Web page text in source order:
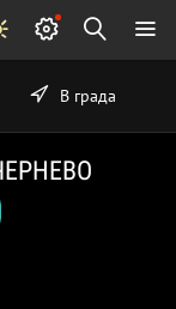
В града